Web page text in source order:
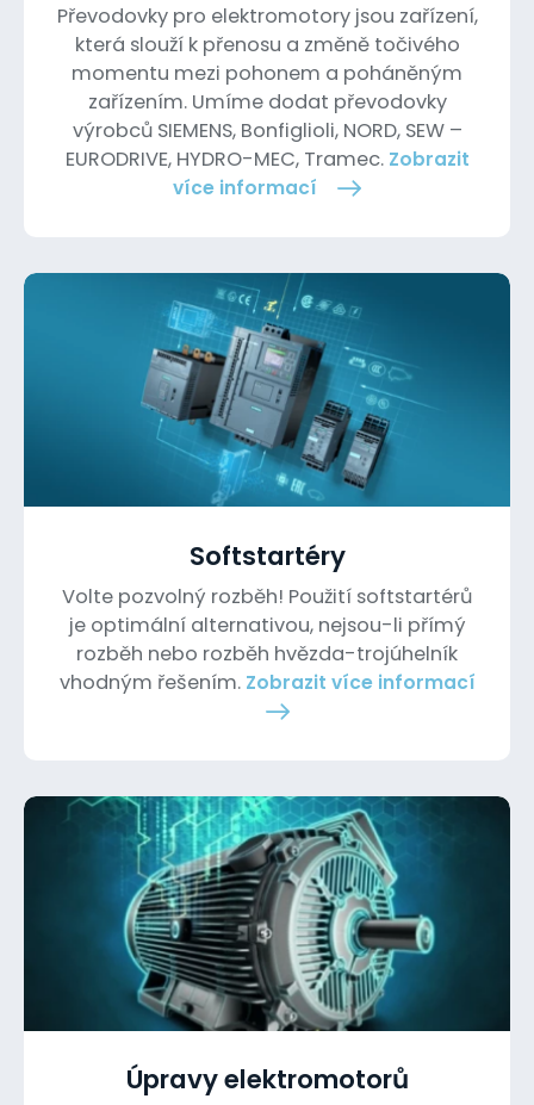
Převodovky pro elektromotory jsou zařízení,
která slouží k přenosu a změně točivého
momentu mezi pohonem a poháněným
zařízením. Umíme dodat převodovky
výrobců SIEMENS, Bonfiglioli, NORD, SEW –
EURODRIVE, HYDRO-MEC, Tramec. Zobrazit
více informací
Softstartéry
Volte pozvolný rozběh! Použití softstartérů
je optimální alternativou, nejsou-li přímý
rozběh nebo rozběh hvězda-trojúhelník
vhodným řešením. Zobrazit více informací
Úpravy elektromotorů